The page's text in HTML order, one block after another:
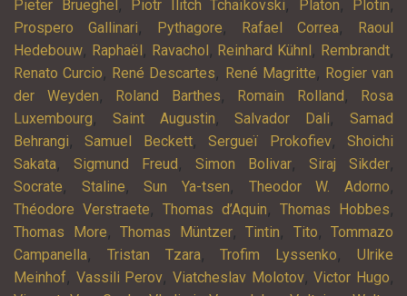
Pieter Brueghel , Piotr Ilitch Tchaïkovski, Platon, Plotin,
Prospero Gallinari, Pythagore, Rafael Correa,
Raoul
Hedebouw, Raphaël , Ravachol , Reinhard Kühnl , Rembrandt,
Renato Curcio, René Descartes, René Magritte, Rogier van
der Weyden, Roland Barthes, Romain Rolland ,
Rosa
Luxembourg, Saint Augustin,Salvador Dali,Samad
Behrangi,Samuel Beckett,Sergueï Prokofiev,Shoichi
Sakata, Sigmund Freud , Simon Bolivar, Siraj Sikder,
Socrate, Staline,Sun Ya-tsen, Theodor W. Adorno,
Théodore Verstraete, Thomas d’Aquin, Thomas Hobbes,
Thomas More, Thomas Müntzer, Tintin, Tito, Tommazo
Campanella, Tristan Tzara,Trofim Lyssenko,Ulrike
Meinhof, Vassili Perov,Viatcheslav Molotov,Victor Hugo,